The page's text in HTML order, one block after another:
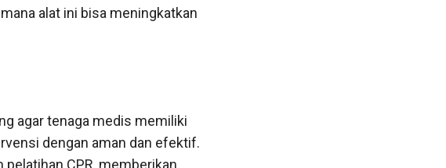
alat ini bisa meningkatkan
agar tenaga medis memiliki
dengan aman dan efektif.
CPR, memberikan